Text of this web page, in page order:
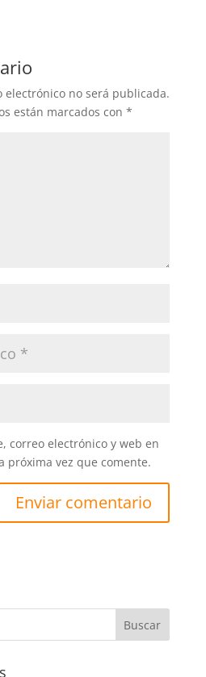
electrónico no será publicada.
están marcados con *
correo electrónico y web en
próxima vez que comente.